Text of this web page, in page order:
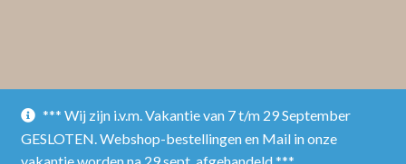
*** Wij zijn i.v.m. Vakantie van 7 t/m 29 September
GESLOTEN. Webshop-bestellingen en Mail in onze